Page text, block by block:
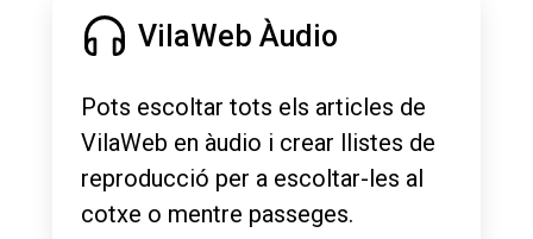
VilaWeb Àudio
Pots escoltar tots els articles de
VilaWeb en àudio i crear llistes de
reproducció per a escoltar-les al
cotxe o mentre passeges.